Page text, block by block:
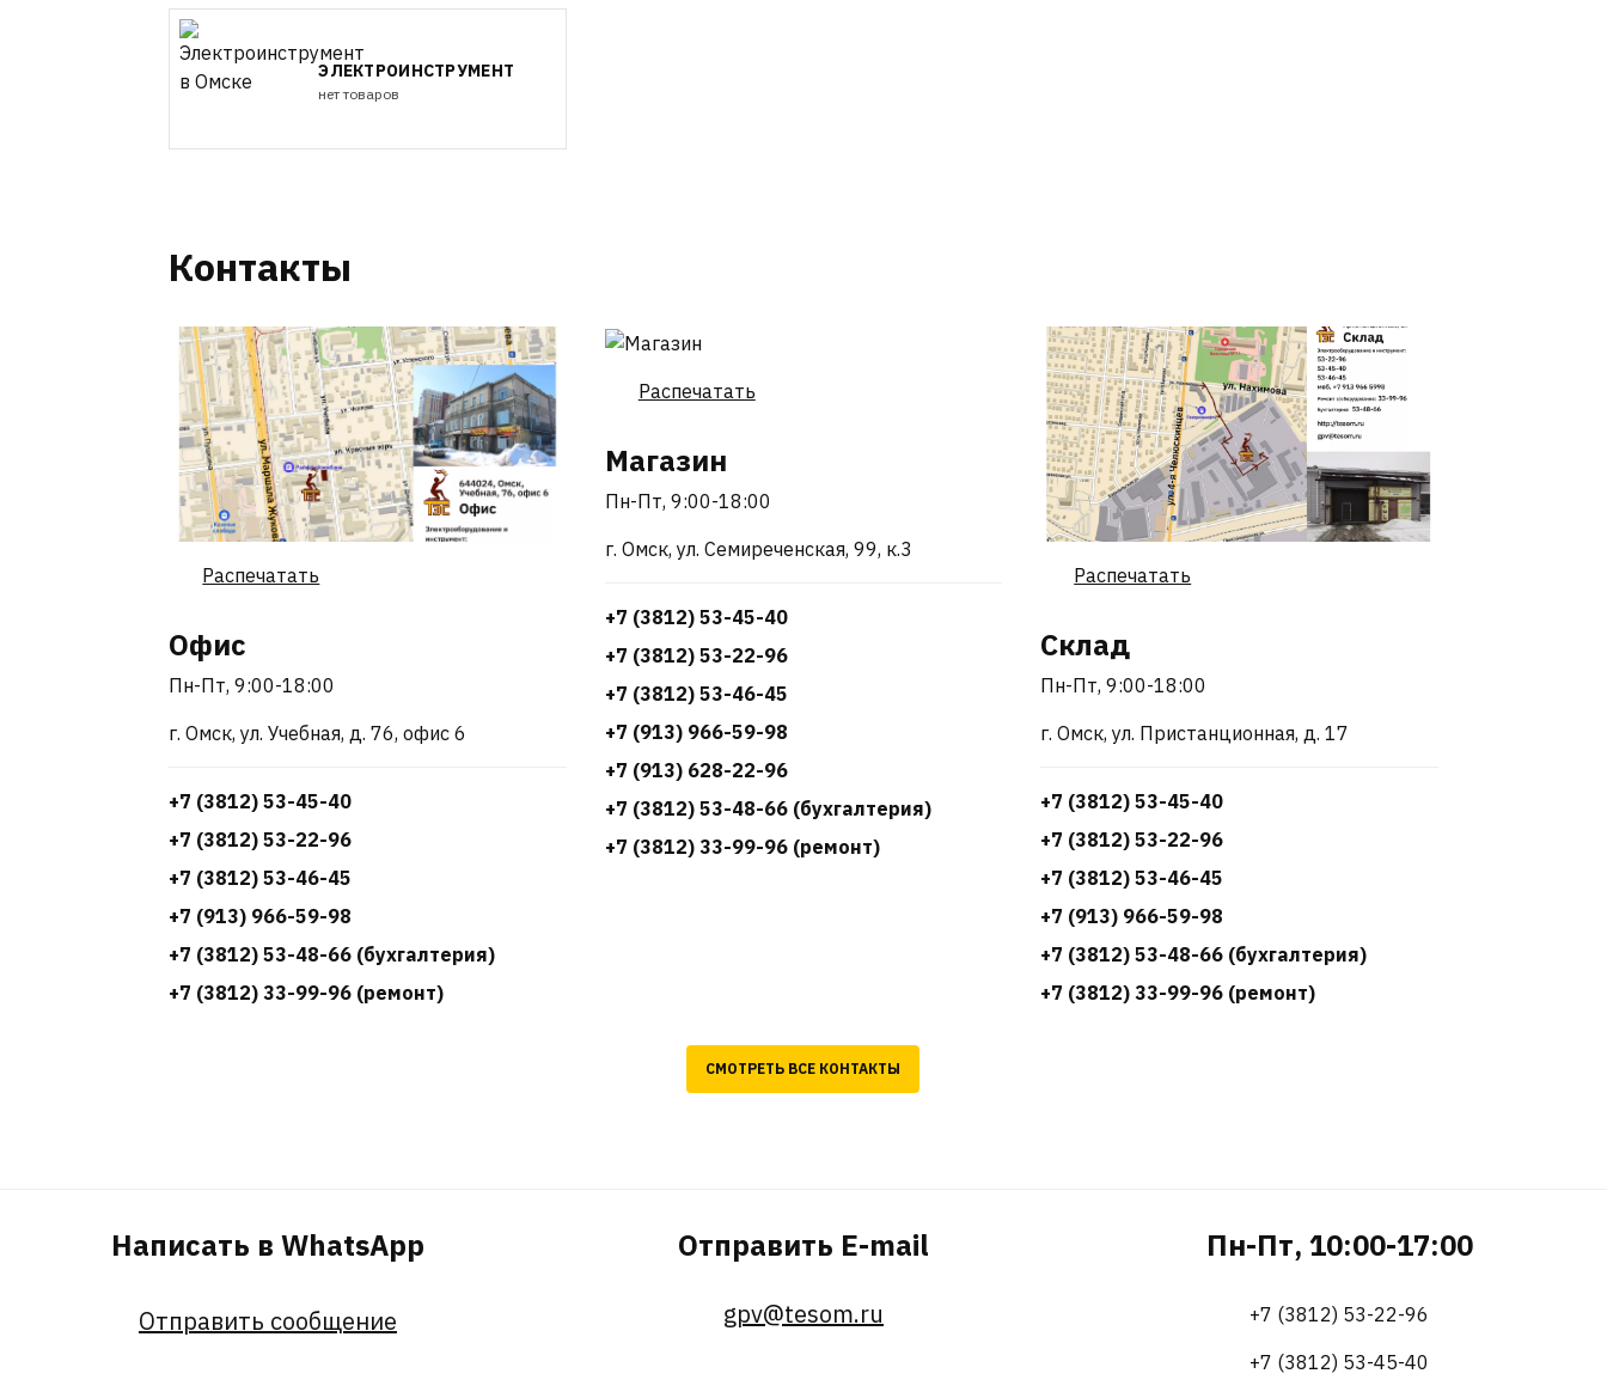
ЭЛЕКТРОИНСТРУМЕНТ
нет товаров
Контакты
Распечатать
Офис
Пн-Пт, 9:00-18:00
г. Омск, ул. Учебная, д. 76, офис 6
+7 (3812) 53-45-40
+7 (3812) 53-22-96
+7 (3812) 53-46-45
+7 (913) 966-59-98
+7 (3812) 53-48-66 (бухгалтерия)
+7 (3812) 33-99-96 (ремонт)
Распечатать
Магазин
Пн-Пт, 9:00-18:00
г. Омск, ул. Семиреченская, 99, к.3
+7 (3812) 53-45-40
+7 (3812) 53-22-96
+7 (3812) 53-46-45
+7 (913) 966-59-98
+7 (913) 628-22-96
+7 (3812) 53-48-66 (бухгалтерия)
+7 (3812) 33-99-96 (ремонт)
Распечатать
Склад
Пн-Пт, 9:00-18:00
г. Омск, ул. Пристанционная, д. 17
+7 (3812) 53-45-40
+7 (3812) 53-22-96
+7 (3812) 53-46-45
+7 (913) 966-59-98
+7 (3812) 53-48-66 (бухгалтерия)
+7 (3812) 33-99-96 (ремонт)
СМОТРЕТЬ ВСЕ КОНТАКТЫ
Написать в WhatsApp
Отправить сообщение
Отправить E-mail
gpv@tesom.ru
Пн-Пт, 10:00-17:00
+7 (3812) 53-22-96
+7 (3812) 53-45-40